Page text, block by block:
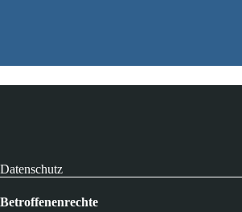
Datenschutz
Betroffenenrechte